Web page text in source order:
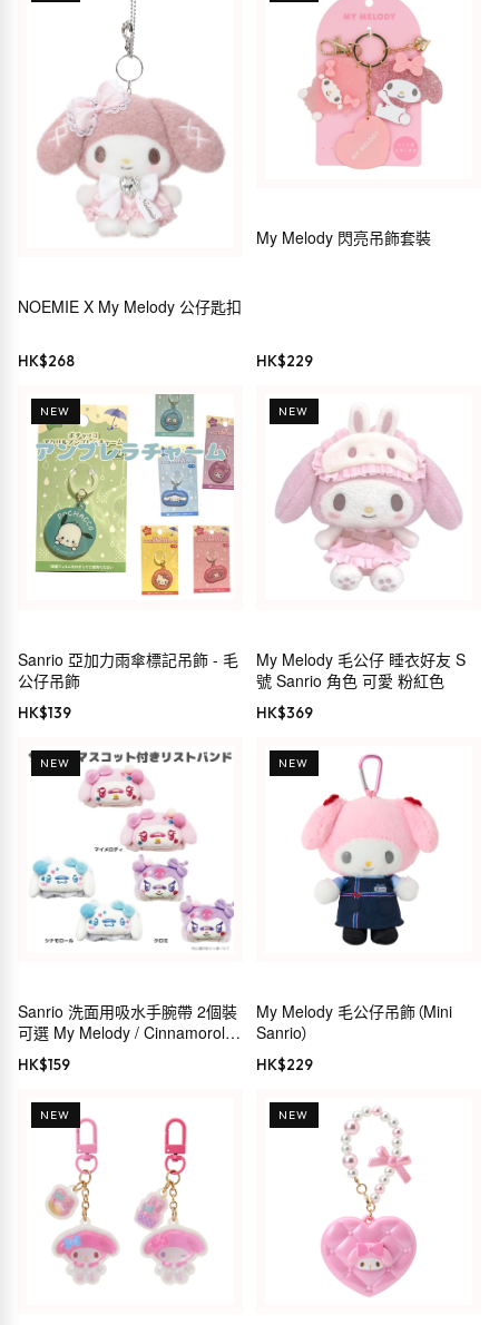
NOEMIE X My Melody 公仔匙扣
HK$268
My Melody 閃亮吊飾套裝
HK$229
NEW
Sanrio 亞加力雨傘標記吊飾 - 毛
公仔吊飾
HK$139
NEW
My Melody 毛公仔 睡衣好友 S
號 Sanrio 角色 可愛 粉紅色
HK$369
NEW
Sanrio 洗面用吸水手腕帶 2個裝
可選 My Melody / Cinnamoroll /
Kuromi
HK$159
NEW
My Melody 毛公仔吊飾（Mini
Sanrio）
HK$229
NEW NEW